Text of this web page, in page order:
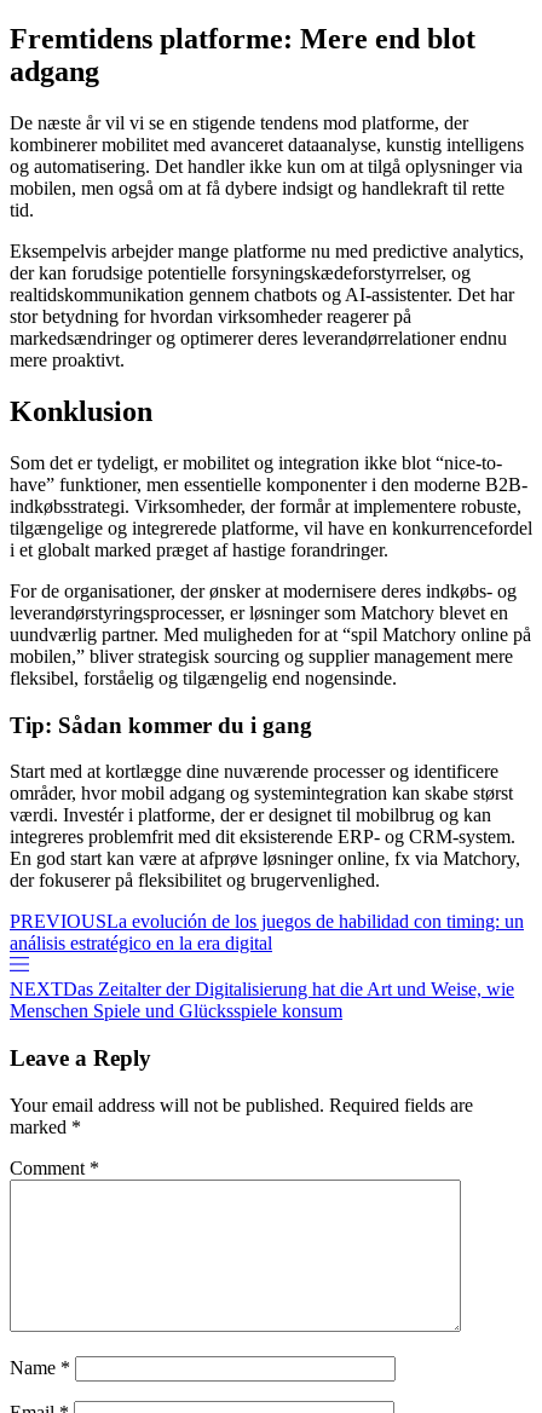
Fremtidens platforme: Mere end blot
adgang
De næste år vil vi se en stigende tendens mod platforme, der
kombinerer mobilitet med avanceret dataanalyse, kunstig intelligens
og automatisering. Det handler ikke kun om at tilgå oplysninger via
mobilen, men også om at få dybere indsigt og handlekraft til rette
tid.
Eksempelvis arbejder mange platforme nu med predictive analytics,
der kan forudsige potentielle forsyningskædeforstyrrelser, og
realtidskommunikation gennem chatbots og AI-assistenter. Det har
stor betydning for hvordan virksomheder reagerer på
markedsændringer og optimerer deres leverandørrelationer endnu
mere proaktivt.
Konklusion
Som det er tydeligt, er mobilitet og integration ikke blot “nice-to-
have” funktioner, men essentielle komponenter i den moderne B2B-
indkøbsstrategi. Virksomheder, der formår at implementere robuste,
tilgængelige og integrerede platforme, vil have en konkurrencefordel
i et globalt marked præget af hastige forandringer.
For de organisationer, der ønsker at modernisere deres indkøbs- og
leverandørstyringsprocesser, er løsninger som Matchory blevet en
uundværlig partner. Med muligheden for at “spil Matchory online på
mobilen,” bliver strategisk sourcing og supplier management mere
fleksibel, forståelig og tilgængelig end nogensinde.
Tip: Sådan kommer du i gang
Start med at kortlægge dine nuværende processer og identificere
områder, hvor mobil adgang og systemintegration kan skabe størst
værdi. Investér i platforme, der er designet til mobilbrug og kan
integreres problemfrit med dit eksisterende ERP- og CRM-system.
En god start kan være at afprøve løsninger online, fx via Matchory,
der fokuserer på fleksibilitet og brugervenlighed.
PREVIOUSLa evolución de los juegos de habilidad con timing: un
análisis estratégico en la era digital
NEXTDas Zeitalter der Digitalisierung hat die Art und Weise, wie
Menschen Spiele und Glücksspiele konsum
Leave a Reply
Your email address will not be published. Required fields are
marked *
Comment *
Name *